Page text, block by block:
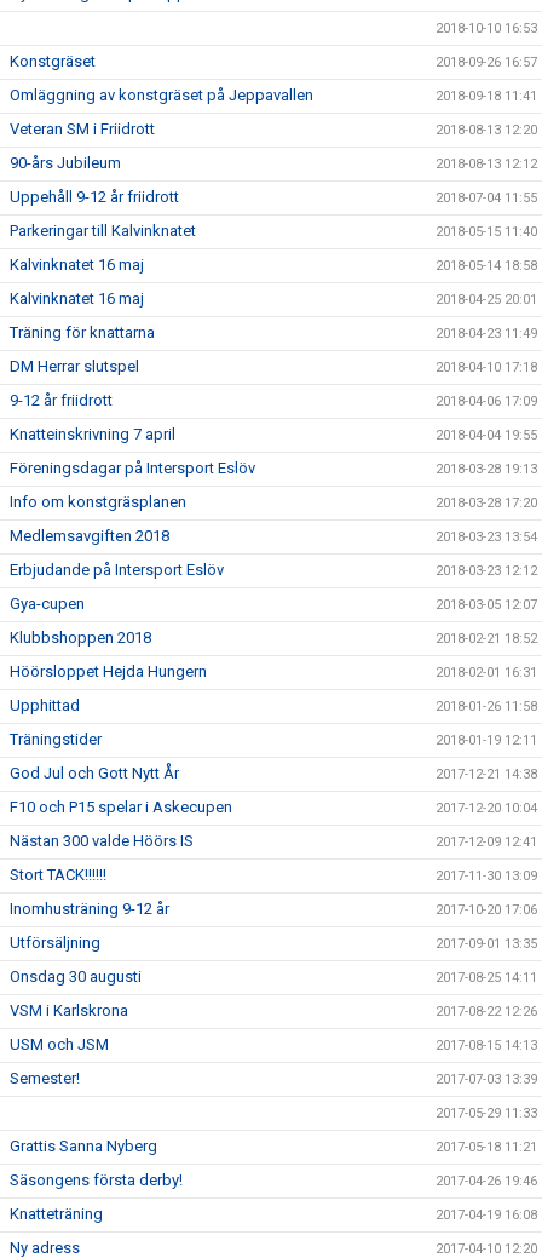
2018-10-10 16:53
Konstgräset 2018-09-26 16:57
Omläggning av konstgräset på Jeppavallen 2018-09-18 11:41
Veteran SM i Friidrott 2018-08-13 12:20
90-års Jubileum 2018-08-13 12:12
Uppehåll 9-12 år friidrott 2018-07-04 11:55
Parkeringar till Kalvinknatet 2018-05-15 11:40
Kalvinknatet 16 maj 2018-05-14 18:58
Kalvinknatet 16 maj 2018-04-25 20:01
Träning för knattarna 2018-04-23 11:49
DM Herrar slutspel 2018-04-10 17:18
9-12 år friidrott 2018-04-06 17:09
Knatteinskrivning 7 april 2018-04-04 19:55
Föreningsdagar på Intersport Eslöv 2018-03-28 19:13
Info om konstgräsplanen 2018-03-28 17:20
Medlemsavgiften 2018 2018-03-23 13:54
Erbjudande på Intersport Eslöv 2018-03-23 12:12
Gya-cupen 2018-03-05 12:07
Klubbshoppen 2018 2018-02-21 18:52
Höörsloppet Hejda Hungern 2018-02-01 16:31
Upphittad 2018-01-26 11:58
Träningstider 2018-01-19 12:11
God Jul och Gott Nytt År 2017-12-21 14:38
F10 och P15 spelar i Askecupen 2017-12-20 10:04
Nästan 300 valde Höörs IS 2017-12-09 12:41
Stort TACK!!!!!! 2017-11-30 13:09
Inomhusträning 9-12 år 2017-10-20 17:06
Utförsäljning 2017-09-01 13:35
Onsdag 30 augusti 2017-08-25 14:11
VSM i Karlskrona 2017-08-22 12:26
USM och JSM 2017-08-15 14:13
Semester! 2017-07-03 13:39
2017-05-29 11:33
Grattis Sanna Nyberg 2017-05-18 11:21
Säsongens första derby! 2017-04-26 19:46
Knatteträning 2017-04-19 16:08
Ny adress 2017-04-10 12:20